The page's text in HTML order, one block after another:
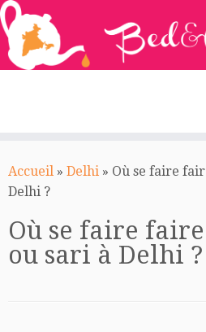
au
contenu
Accueil » Delhi » Où se faire
Delhi ?
Où se faire
ou sari à Delhi ?